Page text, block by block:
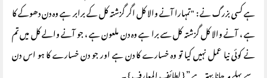
ہے کسی بزرگ نے : "تمہارا آنے والا کل اگر گزشتہ کل کے برابر ہے وہ دن دھوکے کا
ہے ، آنے والا کل گزشتہ کل سے برا ہے وہ دن ملعون ہے ، جو آنے والے کل میں تم
نے کوئی نیا عمل نہیں کیا تو وہ خسارے کا دن ہے اور جو دن خسارے کا ہو اس دن